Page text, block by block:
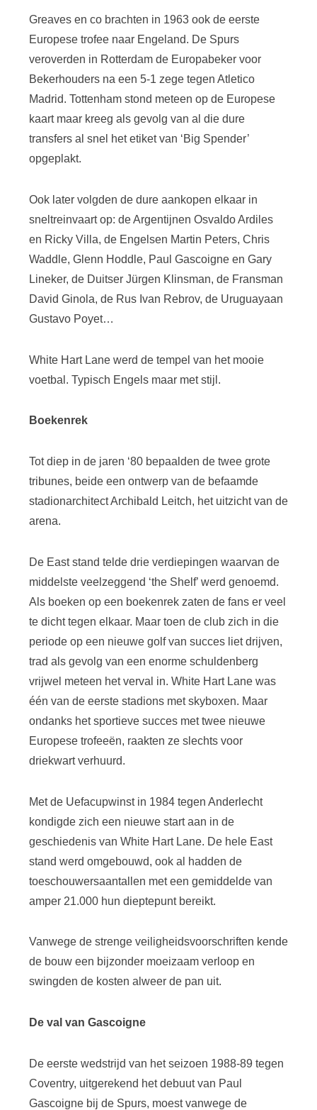
Greaves en co brachten in 1963 ook de eerste
Europese trofee naar Engeland. De Spurs
veroverden in Rotterdam de Europabeker voor
Bekerhouders na een 5-1 zege tegen Atletico
Madrid. Tottenham stond meteen op de Europese
kaart maar kreeg als gevolg van al die dure
transfers al snel het etiket van ‘Big Spender’
opgeplakt.
Ook later volgden de dure aankopen elkaar in
sneltreinvaart op: de Argentijnen Osvaldo Ardiles
en Ricky Villa, de Engelsen Martin Peters, Chris
Waddle, Glenn Hoddle, Paul Gascoigne en Gary
Lineker, de Duitser Jürgen Klinsman, de Fransman
David Ginola, de Rus Ivan Rebrov, de Uruguayaan
Gustavo Poyet…
White Hart Lane werd de tempel van het mooie
voetbal. Typisch Engels maar met stijl.
Boekenrek
Tot diep in de jaren ‘80 bepaalden de twee grote
tribunes, beide een ontwerp van de befaamde
stadionarchitect Archibald Leitch, het uitzicht van de
arena.
De East stand telde drie verdiepingen waarvan de
middelste veelzeggend ‘the Shelf’ werd genoemd.
Als boeken op een boekenrek zaten de fans er veel
te dicht tegen elkaar. Maar toen de club zich in die
periode op een nieuwe golf van succes liet drijven,
trad als gevolg van een enorme schuldenberg
vrijwel meteen het verval in. White Hart Lane was
één van de eerste stadions met skyboxen. Maar
ondanks het sportieve succes met twee nieuwe
Europese trofeeën, raakten ze slechts voor
driekwart verhuurd.
Met de Uefacupwinst in 1984 tegen Anderlecht
kondigde zich een nieuwe start aan in de
geschiedenis van White Hart Lane. De hele East
stand werd omgebouwd, ook al hadden de
toeschouwersaantallen met een gemiddelde van
amper 21.000 hun dieptepunt bereikt.
Vanwege de strenge veiligheidsvoorschriften kende
de bouw een bijzonder moeizaam verloop en
swingden de kosten alweer de pan uit.
De val van Gascoigne
De eerste wedstrijd van het seizoen 1988-89 tegen
Coventry, uitgerekend het debuut van Paul
Gascoigne bij de Spurs, moest vanwege de